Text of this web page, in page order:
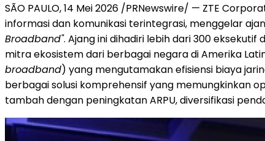
SÃO PAULO,14 Mei 2026 /PRNewswire/ — ZTE
informasi dan komunikasi terintegrasi, menggelar
Broadband". Ajang ini dihadiri lebih dari 300
mitra ekosistem dari berbagai negara di Amerika
broadband) yang mengutamakan efisiensi biaya
berbagai solusi komprehensif yang memungkinkan
tambah dengan peningkatan ARPU, diversifikasi